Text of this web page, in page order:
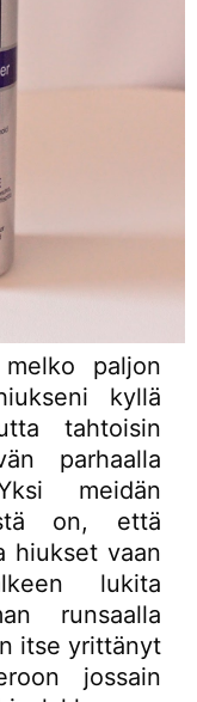
paljon
kyllä
tahtoisin
parhaalla
meidän
on, että
hiukset vaan
lukita
runsaalla
itse yrittänyt
jossain